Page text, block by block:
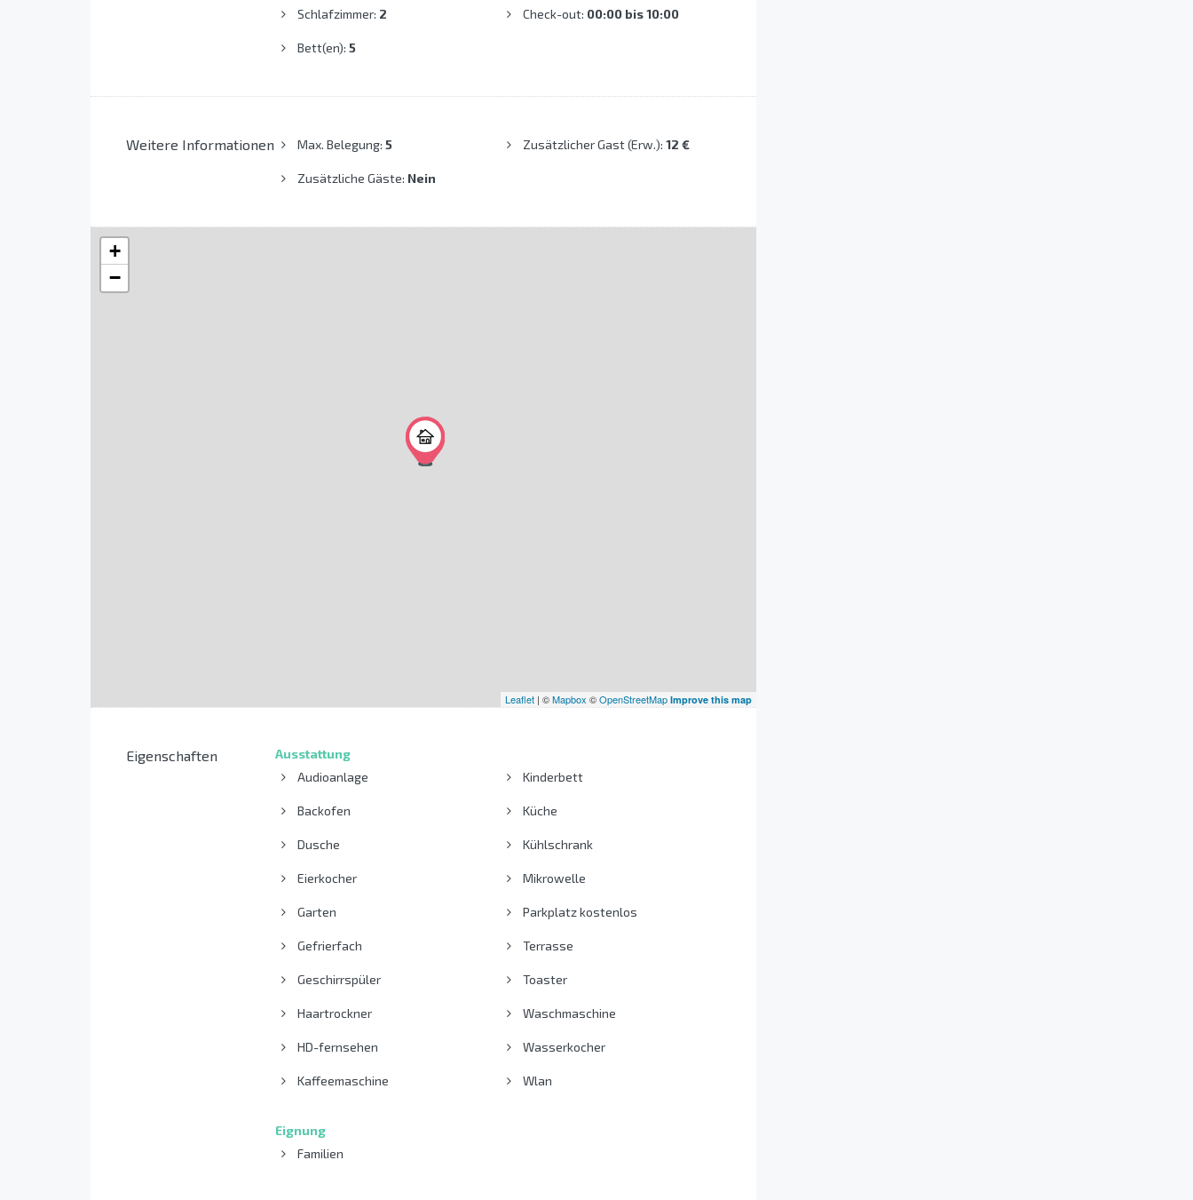
Schlafzimmer: 2
Bett(en): 5
Check-out: 00:00 bis 10:00
Weitere Informationen Max. Belegung: 5
Zusätzliche Gäste: Nein
Zusätzlicher Gast (Erw.):12 €
+
−
Leaflet | ©Mapbox ©OpenStreetMap Improve this map
Eigenschaften
Ausstattung
Audioanlage
Backofen
Dusche
Eierkocher
Garten
Gefrierfach
Geschirrspüler
Haartrockner
HD-fernsehen
Kaffeemaschine
Kinderbett
Küche
Kühlschrank
Mikrowelle
Parkplatz kostenlos
Terrasse
Toaster
Waschmaschine
Wasserkocher
Wlan
Eignung
Familien